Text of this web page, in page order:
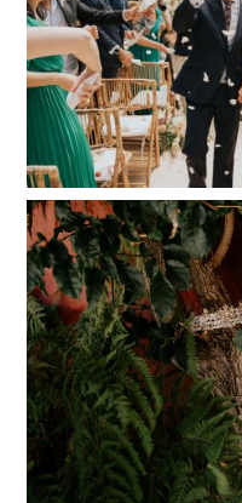
Adriana y Sergio |
Read More...